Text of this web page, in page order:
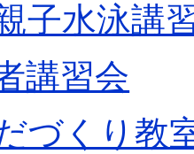
子水泳講
講習会
づくり教